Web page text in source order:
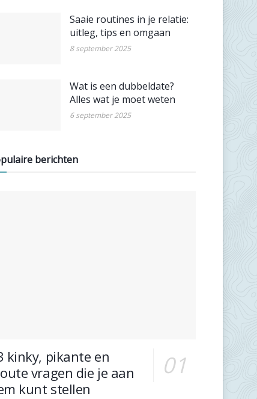
Saaie routines in je relatie:
uitleg, tips en omgaan
8 september 2025
Wat is een dubbeldate?
Alles wat je moet weten
6 september 2025
berichten
kinky, pikante en
vragen die je aan
kunt stellen